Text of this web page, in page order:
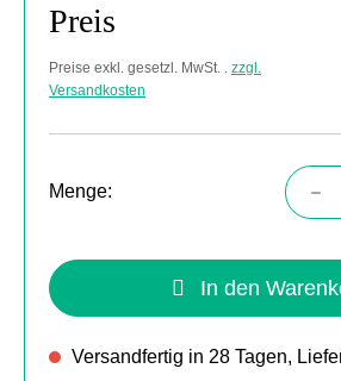
Preis
Preise exkl. gesetzl. MwSt. . zzgl.
Versandkosten
Menge:
Produkt Anzahl: Gib
In den
Versandfertig in 28 Tagen,